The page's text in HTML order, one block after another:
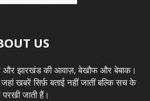
US
और झारखंड की आवाज़, बेखौफ और बेबाक।
खबरें सिर्फ़ बताई नहीं जातीं बल्कि सच के
जाती हैं।